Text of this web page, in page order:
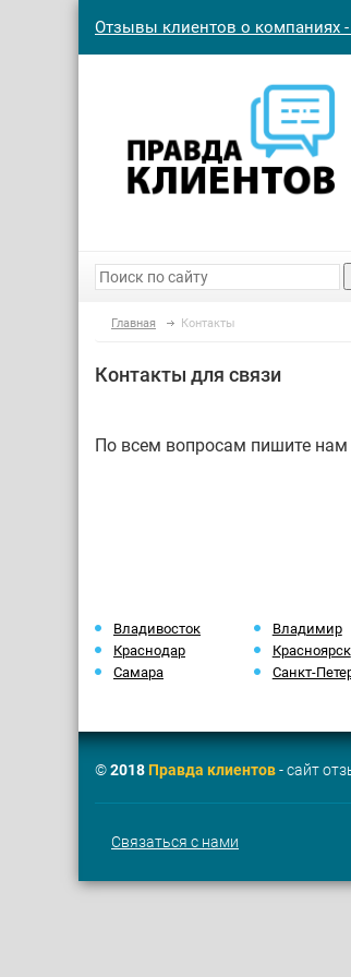
Отзывы клиентов о компаниях
Главная Контакты
Контакты для связи
По всем вопросам пишите нам
Владивосток Владимир
Краснодар
Красноярск
Самара
Санкт-
©2018Правда клиентов- сайт
Связаться с нами